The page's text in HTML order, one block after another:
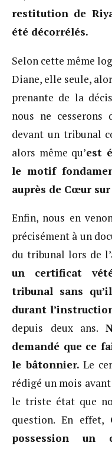
restitution de
été décorrélés.
Selon cette même
Diane, elle seule,
prenante de la
nous ne
devant un tribunal
alors même qu’est
le motif
auprès de Cœur
Enfin, nous en
précisément à un
du tribunal lors de
un certificat
tribunal sans
durant
depuis deux ans.
demandé que ce
le bâtonnier. Le
rédigé un mois
le triste état que
question. En effet,
possession un